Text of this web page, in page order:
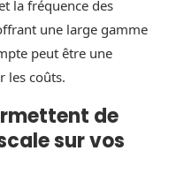
la fréquence des
une large gamme
peut être une
les coûts.
de
sur vos